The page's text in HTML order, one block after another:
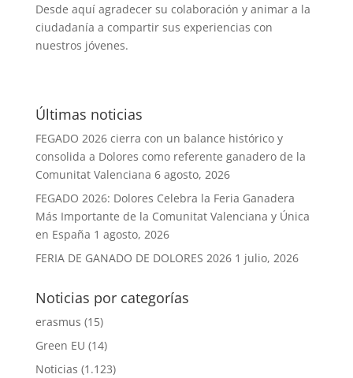
Desde aquí agradecer su colaboración y animar a la
ciudadanía a compartir sus experiencias con
nuestros jóvenes.
Últimas noticias
FEGADO 2026 cierra con un balance histórico y
consolida a Dolores como referente ganadero de la
Comunitat Valenciana 6 agosto, 2026
FEGADO 2026: Dolores Celebra la Feria Ganadera
Más Importante de la Comunitat Valenciana y Única
en España 1 agosto, 2026
FERIA DE GANADO DE DOLORES 2026 1 julio, 2026
Noticias por categorías
erasmus (15)
Green EU (14)
Noticias (1.123)